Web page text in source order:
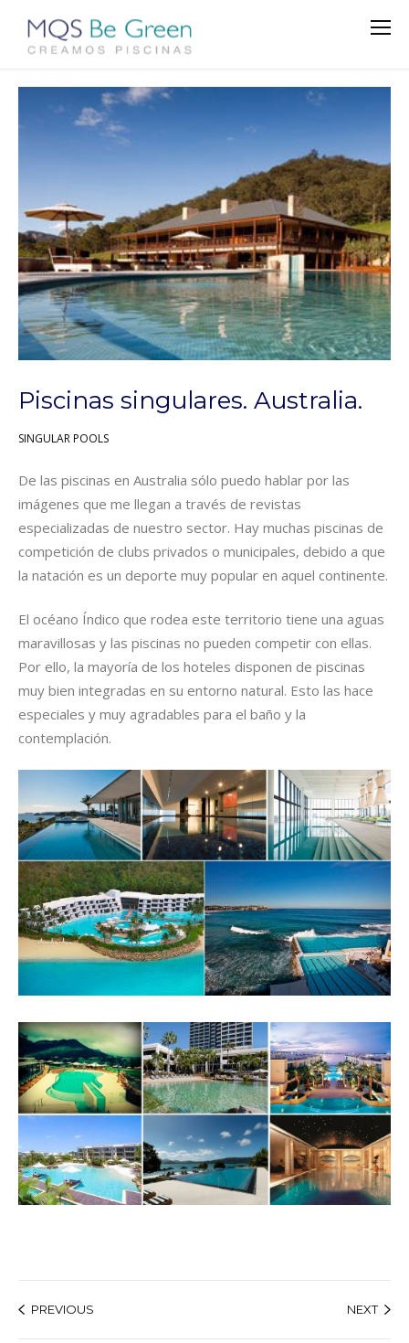
Piscinas singulares. Australia.
SINGULAR POOLS
De las piscinas en Australia sólo puedo hablar por las
imágenes que me llegan a través de revistas
especializadas de nuestro sector. Hay muchas piscinas de
competición de clubs privados o municipales, debido a que
la natación es un deporte muy popular en aquel continente.
El océano Índico que rodea este territorio tiene una aguas
maravillosas y las piscinas no pueden competir con ellas.
Por ello, la mayoría de los hoteles disponen de piscinas
muy bien integradas en su entorno natural. Esto las hace
especiales y muy agradables para el baño y la
contemplación.
PREVIOUS NEXT